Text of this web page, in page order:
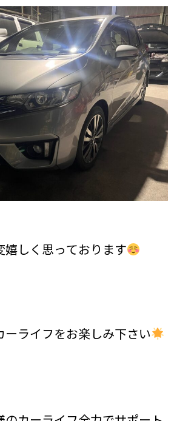
嬉しく思っております
ーライフをお楽しみ下さい